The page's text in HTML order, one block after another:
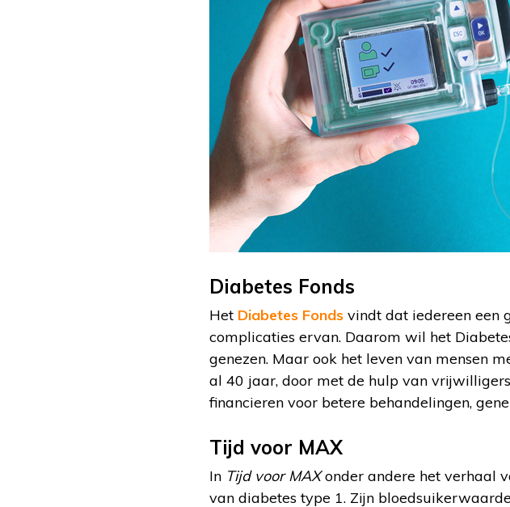
Diabetes Fonds
Het Diabetes Fonds vindt dat iedereen een
complicaties ervan. Daarom wil het
genezen. Maar ook het leven van mensen
al 40 jaar, door met de hulp van
financieren voor betere behandelingen,
Tijd voor MAX
In Tijd voor MAXonder andere het verhaal
van diabetes type 1. Zijn